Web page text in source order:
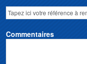
Commentaires